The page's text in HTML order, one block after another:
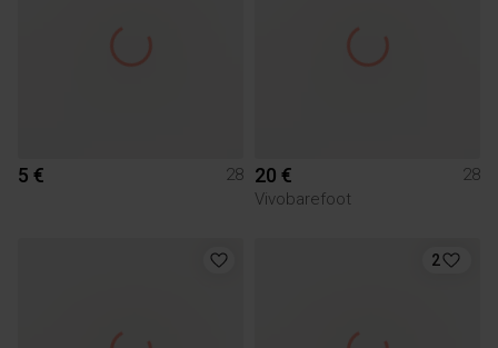
5 € 28 20 €
28
Vivobarefoot
2